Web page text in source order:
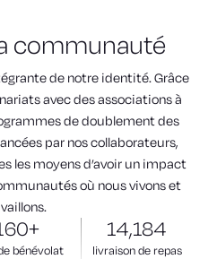
communauté
de notre identité. Grâce
avec des associations à
de doublement des
par nos collaborateurs,
les moyens d’avoir un impact
où nous vivons et
bénévolat
14,184
livraison de repas